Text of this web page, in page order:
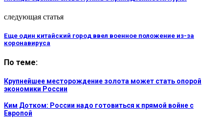
следующая статья
Еще один китайский город ввел военное положение из-за
коронавируса
По теме:
Крупнейшее месторождение золота может стать опорой
экономики России
Ким Дотком: России надо готовиться к прямой войне с
Европой